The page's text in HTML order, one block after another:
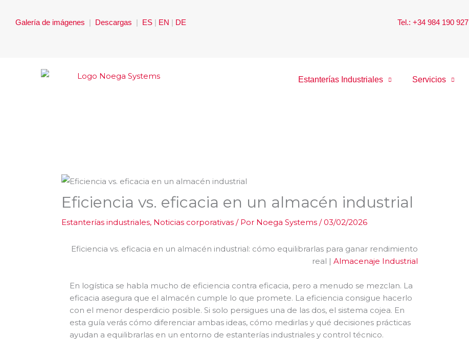
Galería de imágenes | Descargas | ES | EN | DE Tel.: +34 984 190 927
Estanterías Industriales Servicios
Eficiencia vs. eficacia en un almacén industrial
Estanterías industriales, Noticias corporativas / Por Noega Systems/03/02/2026
Eficiencia vs. eficacia en un almacén industrial: cómo equilibrarlas para ganar rendimiento
real | Almacenaje Industrial
En logística se habla mucho de eficiencia contra eficacia, pero a menudo se mezclan. La
eficacia asegura que el almacén cumple lo que promete. La eficiencia consigue hacerlo
con el menor desperdicio posible. Si solo persigues una de las dos, el sistema cojea. En
esta guía verás cómo diferenciar ambas ideas, cómo medirlas y qué decisiones prácticas
ayudan a equilibrarlas en un entorno de estanterías industriales y control técnico.